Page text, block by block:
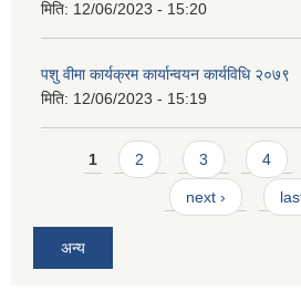
मिति: 12/06/2023 - 15:20
पशु वीमा कार्यक्रम कार्यान्वयन कार्यविधि २०७९
मिति: 12/06/2023 - 15:19
Pages
1 2 3 4
next ›
अन्य